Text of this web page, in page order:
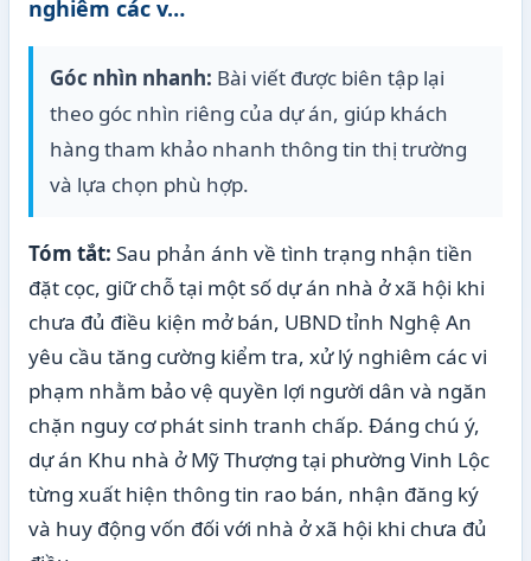
nghiêm các v…
Góc nhìn nhanh: Bài viết được biên tập lại
theo góc nhìn riêng của dự án, giúp khách
hàng tham khảo nhanh thông tin thị trường
và lựa chọn phù hợp.
Tóm tắt: Sau phản ánh về tình trạng nhận tiền
đặt cọc, giữ chỗ tại một số dự án nhà ở xã hội khi
chưa đủ điều kiện mở bán, UBND tỉnh Nghệ An
yêu cầu tăng cường kiểm tra, xử lý nghiêm các vi
phạm nhằm bảo vệ quyền lợi người dân và ngăn
chặn nguy cơ phát sinh tranh chấp. Đáng chú ý,
dự án Khu nhà ở Mỹ Thượng tại phường Vinh Lộc
từng xuất hiện thông tin rao bán, nhận đăng ký
và huy động vốn đối với nhà ở xã hội khi chưa đủ